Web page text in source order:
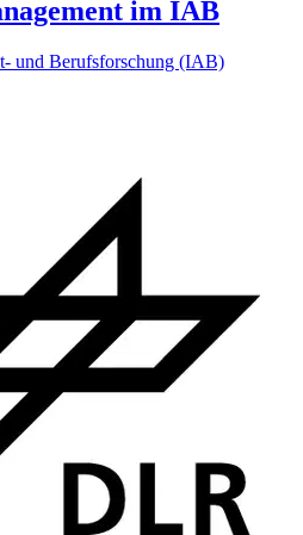
im IAB
und Berufsforschung (IAB)